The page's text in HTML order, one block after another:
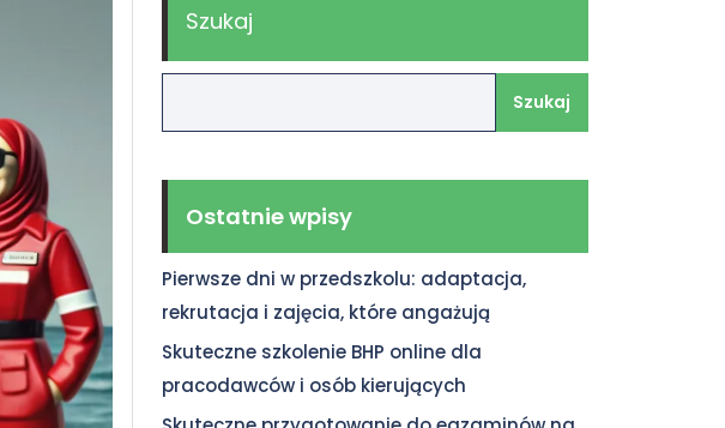
Szukaj
Szukaj
Ostatnie wpisy
Pierwsze dni w przedszkolu: adaptacja,
rekrutacja i zajęcia, które angażują
Skuteczne szkolenie BHP online dla
pracodawców i osób kierujących